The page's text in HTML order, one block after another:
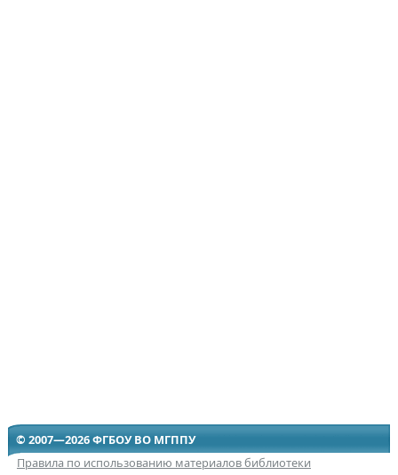
© 2007—2026 ФГБОУ ВО МГППУ
Правила по использованию материалов библиотеки